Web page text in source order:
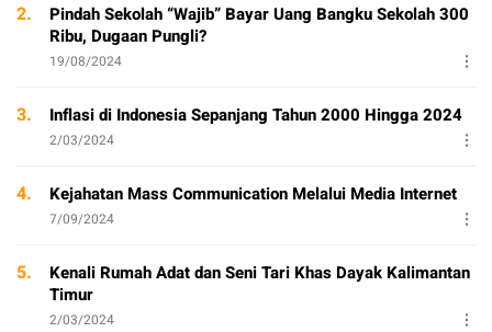
2.
Pindah Sekolah “Wajib” Bayar Uang Bangku Sekolah 300
Ribu, Dugaan Pungli?
19/08/2024
3. Inflasi di Indonesia Sepanjang Tahun 2000 Hingga 2024
2/03/2024
4. Kejahatan Mass Communication Melalui Media Internet
7/09/2024
5.
Kenali Rumah Adat dan Seni Tari Khas Dayak Kalimantan
Timur
2/03/2024